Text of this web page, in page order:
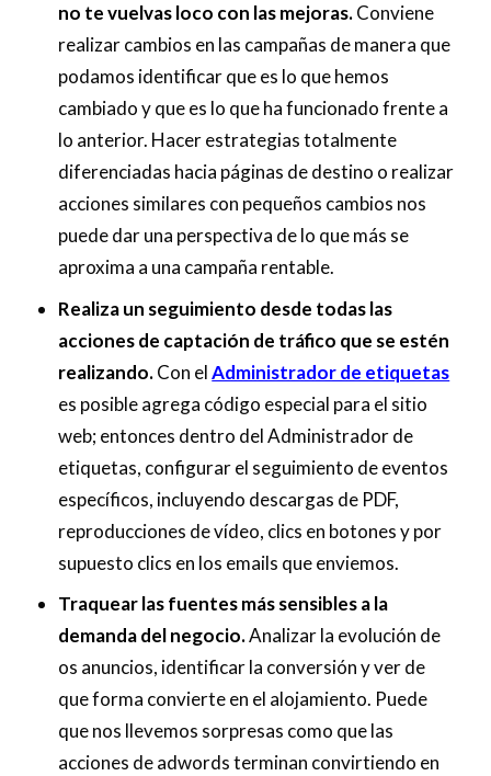
no te vuelvas loco con las mejoras.Conviene
realizar cambios en las campañas de manera que
podamos identificar que es lo que hemos
cambiado y que es lo que ha funcionado frente a
lo anterior. Hacer estrategias totalmente
diferenciadas hacia páginas de destino o realizar
acciones similares con pequeños cambios nos
puede dar una perspectiva de lo que más se
aproxima a una campaña rentable.
Realiza un seguimiento desde todas las
acciones de captación de tráfico que se estén
realizando.Con elAdministrador de etiquetas
es posible agrega código especial para el sitio
web; entonces dentro del Administrador de
etiquetas, configurar el seguimiento de eventos
específicos, incluyendo descargas de PDF,
reproducciones de vídeo, clics en botones y por
supuesto clics en los emails que enviemos.
Traquear las fuentes más sensibles a la
demanda del negocio.Analizar la evolución de
os anuncios, identificar la conversión y ver de
que forma convierte en el alojamiento. Puede
que nos llevemos sorpresas como que las
acciones de adwords terminan convirtiendo en